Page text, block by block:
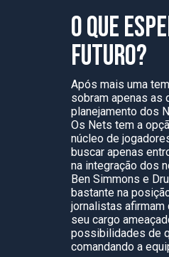
O QUE
FUTURO?
Após mais uma
sobram apenas as
planejamento dos
Os Nets tem a
núcleo de
buscar apenas
na integração dos
Ben Simmons e
bastante na
jornalistas afirmam
seu cargo
possibilidades de
comandando a